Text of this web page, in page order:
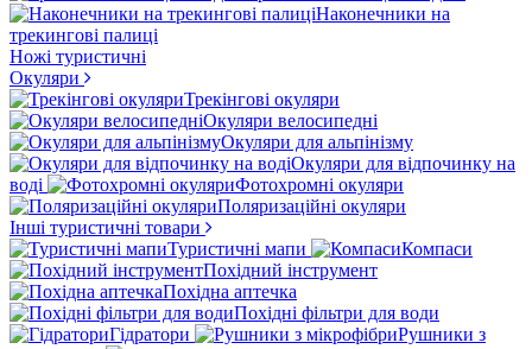
Наконечники на
трекингові палиці
Ножі туристичні
Окуляри
Трекінгові окуляри
Окуляри велосипедні
Окуляри для альпінізму
Окуляри для відпочинку на
воді
Фотохромні окуляри
Поляризаційні окуляри
Інші туристичні товари
Туристичні мапи
Компаси
Похідний інструмент
Похідна аптечка
Похідні фільтри для води
Гідратори
Рушники з